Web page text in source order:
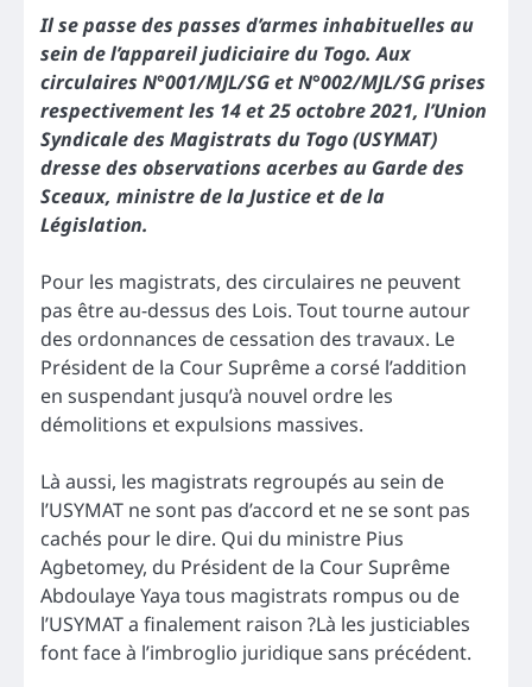
Il se passe des passes d’armes inhabituelles au
sein de l’appareil judiciaire du Togo. Aux
circulaires N°001/MJL/SG et N°002/MJL/SG prises
respectivement les 14 et 25 octobre 2021, l’Union
Syndicale des Magistrats du Togo (USYMAT)
dresse des observations acerbes au Garde des
Sceaux, ministre de la Justice et de la
Législation.
Pour les magistrats, des circulaires ne peuvent
pas être au-dessus des Lois. Tout tourne autour
des ordonnances de cessation des travaux. Le
Président de la Cour Suprême a corsé l’addition
en suspendant jusqu’à nouvel ordre les
démolitions et expulsions massives.
Là aussi, les magistrats regroupés au sein de
l’USYMAT ne sont pas d’accord et ne se sont pas
cachés pour le dire. Qui du ministre Pius
Agbetomey, du Président de la Cour Suprême
Abdoulaye Yaya tous magistrats rompus ou de
l’USYMAT a finalement raison ?Là les justiciables
font face à l’imbroglio juridique sans précédent.